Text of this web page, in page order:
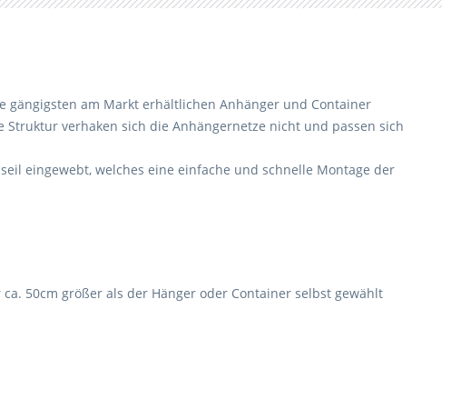
gängigsten am Markt erhältlichen Anhänger und Container
verhaken sich die Anhängernetze nicht und passen sich
eingewebt, welches eine einfache und schnelle Montage der
50cm größer als der Hänger oder Container selbst gewählt